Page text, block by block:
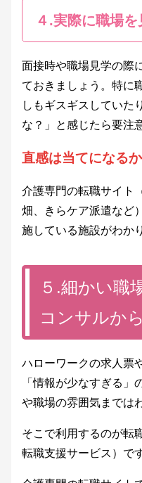
４.実際に職場を
面接時や職場見学の際
ておきましょう。特に
しもギスギスしていた
な？」と感じたら要注
直感は当てになるか
介護専門の転職サイト
畑、きらケア派遣など
施している施設がわか
５.細かい職
コンサルか
ハローワークの求人票
「情報が少なすぎる
や職場の雰囲気までは
そこで利用するのが転
転職支援サービス）です